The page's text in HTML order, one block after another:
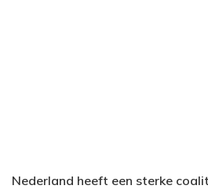
Nederland heeft een sterke